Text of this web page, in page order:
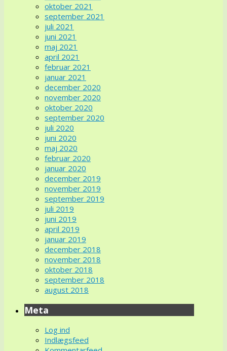
oktober 2021
september 2021
juli 2021
juni 2021
maj 2021
april 2021
februar 2021
januar 2021
december 2020
november 2020
oktober 2020
september 2020
juli 2020
juni 2020
maj 2020
februar 2020
januar 2020
december 2019
november 2019
september 2019
juli 2019
juni 2019
april 2019
januar 2019
december 2018
november 2018
oktober 2018
september 2018
august 2018
Meta
Log ind
Indlægsfeed